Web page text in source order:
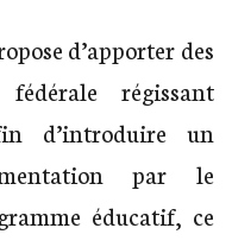
d’apporter des
régissant
d’introduire un
par le
éducatif, ce